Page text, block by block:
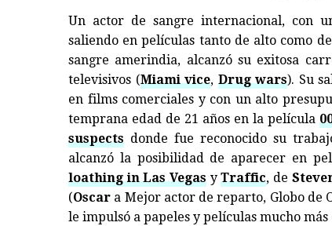
Un actor de sangre internacional, con
saliendo en películas tanto de alto como
sangre amerindia, alcanzó su exitosa
televisivos (Miami vice, Drug wars). Su
en films comerciales y con un alto
temprana edad de 21 años en la película
suspects donde fue reconocido su
alcanzó la posibilidad de aparecer en
loathing in Las Vegas yTraffic, de
(Oscar a Mejor actor de reparto, Globo de
le impulsó a papeles y películas mucho más